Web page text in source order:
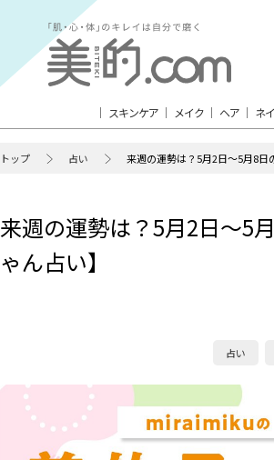
スキンケア メイク ヘア ネ
トップ 占い 来週の運勢は？5月2日～5月8日
来週の運勢は？5月2日～5
ゃん占い】
占い